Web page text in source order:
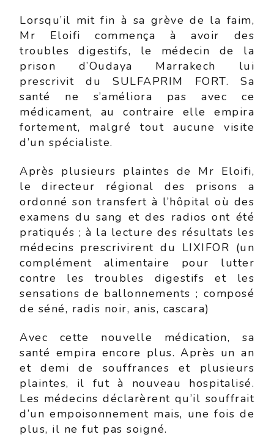
Lorsqu’il mit fin à sa grève de la faim,
Mr Eloifi commença à avoir des
troubles digestifs, le médecin de la
prison d’Oudaya Marrakech lui
prescrivit du SULFAPRIM FORT. Sa
santé ne s’améliora pas avec ce
médicament, au contraire elle empira
fortement, malgré tout aucune visite
d’un spécialiste.
Après plusieurs plaintes de Mr Eloifi,
le directeur régional des prisons a
ordonné son transfert à l’hôpital où des
examens du sang et des radios ont été
pratiqués ; à la lecture des résultats les
médecins prescrivirent du LIXIFOR (un
complément alimentaire pour lutter
contre les troubles digestifs et les
sensations de ballonnements ; composé
de séné, radis noir, anis, cascara)
Avec cette nouvelle médication, sa
santé empira encore plus. Après un an
et demi de souffrances et plusieurs
plaintes, il fut à nouveau hospitalisé.
Les médecins déclarèrent qu’il souffrait
d’un empoisonnement mais, une fois de
plus, il ne fut pas soigné.